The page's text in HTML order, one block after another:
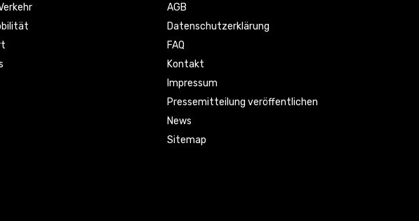
AGB
Datenschutzerklärung
FAQ
Kontakt
Impressum
Pressemitteilung veröffentlichen
News
Sitemap